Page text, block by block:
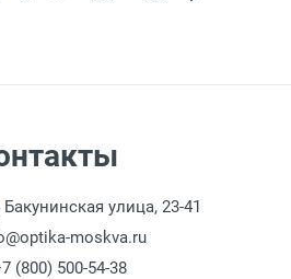
улица, 23-41
moskva.ru
(800) 500-54-38